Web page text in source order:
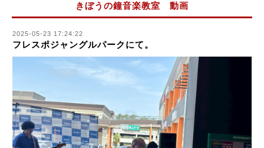
きぼうの鐘音楽教室 動画
2025-05-23 17:24:22
フレスポジャングルパークにて。